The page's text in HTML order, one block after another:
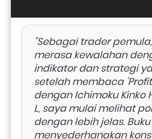
"Sebagai trader
merasa kewalahan
indikator dan strategi
setelah membaca
dengan Ichimoku Kinko
L, saya mulai melihat
dengan lebih jelas.
menyederhanakan